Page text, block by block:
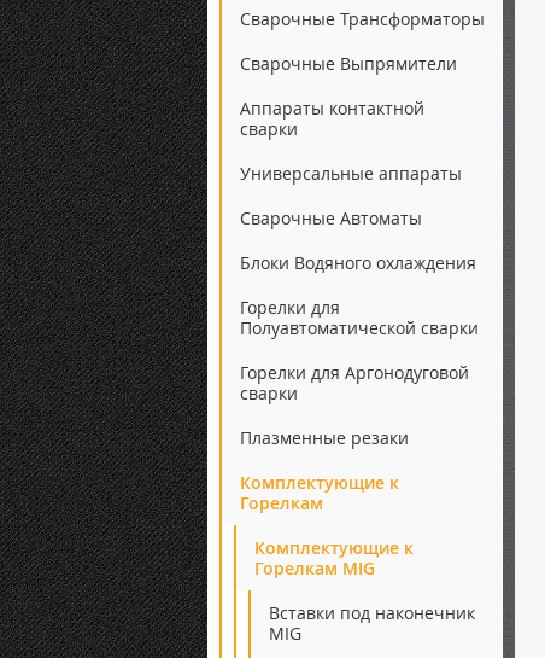
Сварочные Трансформаторы
Сварочные Выпрямители
Аппараты контактной
сварки
Универсальные аппараты
Сварочные Автоматы
Блоки Водяного охлаждения
Горелки для
Полуавтоматической сварки
Горелки для Аргонодуговой
сварки
Плазменные резаки
Комплектующие к
Горелкам
Комплектующие к
Горелкам MIG
Вставки под наконечник
MIG